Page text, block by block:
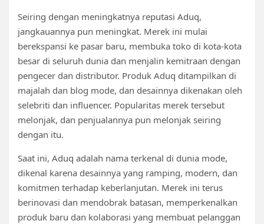
Seiring dengan meningkatnya reputasi Aduq,
jangkauannya pun meningkat. Merek ini mulai
berekspansi ke pasar baru, membuka toko di kota-kota
besar di seluruh dunia dan menjalin kemitraan dengan
pengecer dan distributor. Produk Aduq ditampilkan di
majalah dan blog mode, dan desainnya dikenakan oleh
selebriti dan influencer. Popularitas merek tersebut
melonjak, dan penjualannya pun melonjak seiring
dengan itu.
Saat ini, Aduq adalah nama terkenal di dunia mode,
dikenal karena desainnya yang ramping, modern, dan
komitmen terhadap keberlanjutan. Merek ini terus
berinovasi dan mendobrak batasan, memperkenalkan
produk baru dan kolaborasi yang membuat pelanggan